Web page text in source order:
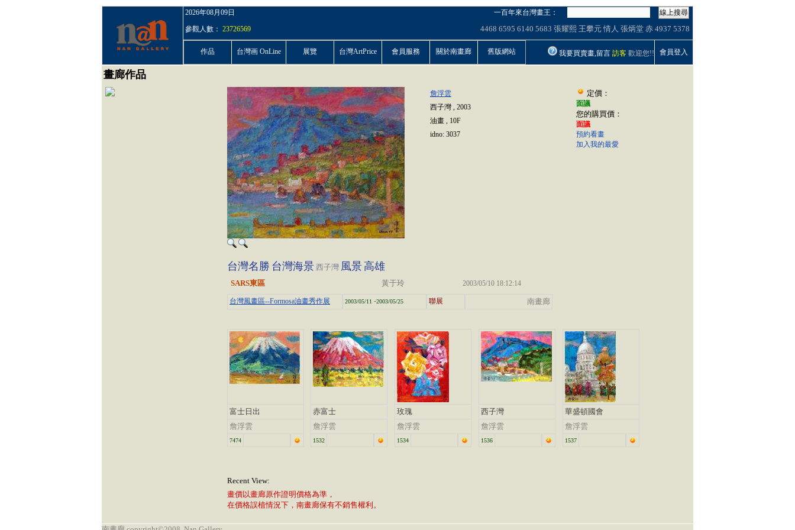
2026年08月09日 一百年來台灣畫王：
線上搜尋
參觀人數： 23726569 4468 6595 6140 5683 張耀熙 王攀元 情人 張炳堂 赤 4937 5378
作品 台灣画 OnLine 展覽 台灣ArtPrice 會員服務 關於南畫廊 舊版網站 我要買賣畫,留言 訪客 歡迎您!! 會員登入
畫廊作品
詹浮雲
西子灣 , 2003
油畫 , 10F
idno: 3037
定價：
面議
您的購買價：
面議
預約看畫
加入我的最愛
台灣名勝 台灣海景 西子灣 風景 高雄
SARS東區 黃于玲 2003/05/10 18:12:14
台灣風畫區--Formosa油畫秀作展 2003/05/11 -2003/05/25 聯展 南畫廊
富士日出
詹浮雲
7474
赤富士
詹浮雲
1532
玫瑰
詹浮雲
1534
西子灣
詹浮雲
1536
華盛頓國會
詹浮雲
1537
Recent View:
畫價以畫廊原作證明價格為準，
在價格誤植情況下，南畫廊保有不銷售權利。